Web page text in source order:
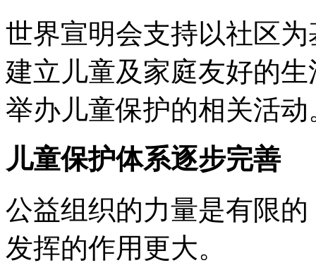
世界宣明会支持以社区
建立儿童及家庭友好的
举办儿童保护的相关活动
儿童保护体系逐步完善
公益组织的力量是有限
发挥的作用更大。